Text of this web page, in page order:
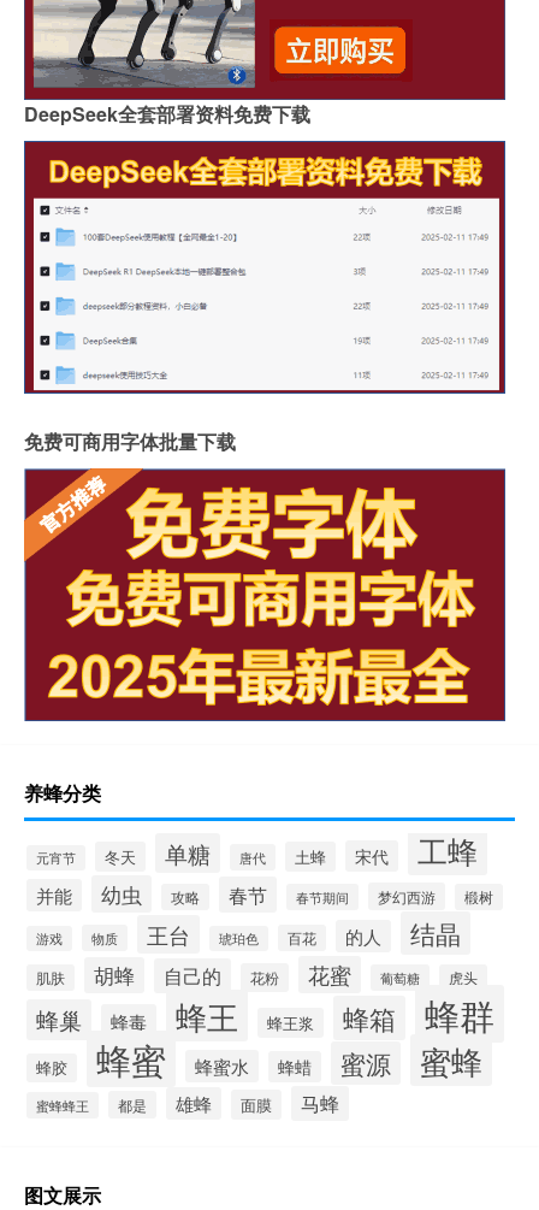
DeepSeek全套部署资料免费下载
免费可商用字体批量下载
养蜂分类
元宵节 冬天 单糖 唐代 土蜂 宋代 工蜂
并能 幼虫 攻略 春节 春节期间 梦幻西游 椴树
游戏 物质 王台 琥珀色 百花 的人 结晶
肌肤 胡蜂 自己的 花粉 花蜜 葡萄糖 虎头
蜂巢 蜂毒 蜂王 蜂王浆 蜂箱 蜂群
蜂胶 蜂蜜 蜂蜜水 蜂蜡 蜜源 蜜蜂
蜜蜂蜂王 都是 雄蜂 面膜 马蜂
图文展示